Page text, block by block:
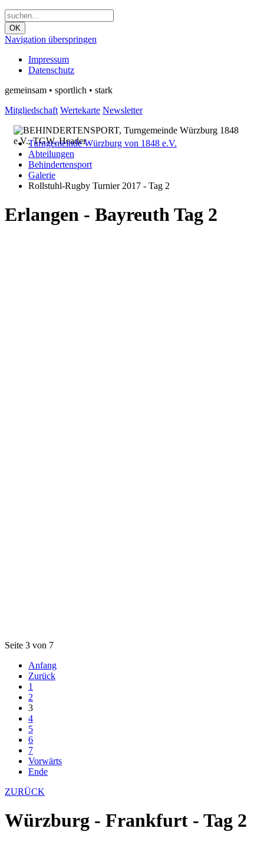
OK
Navigation überspringen
Impressum
Datenschutz
gemeinsam • sportlich • stark
Mitgliedschaft Wertekarte Newsletter
Turngemeinde Würzburg von 1848 e.V.
Abteilungen
Behindertensport
Galerie
Rollstuhl-Rugby Turnier 2017 - Tag 2
Erlangen - Bayreuth Tag 2
Seite 3 von 7
Anfang
Zurück
1
2
3
4
5
6
7
Vorwärts
Ende
ZURÜCK
Würzburg - Frankfurt - Tag 2